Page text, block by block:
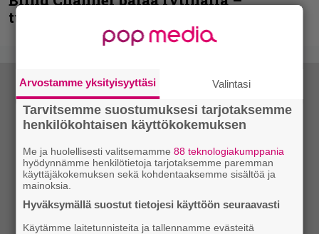
tuplasingle videoineen julki
Arvostamme yksityisyyttäsi Valintasi
Tarvitsemme suostumuksesi tarjotaksemme
henkilökohtaisen käyttökokemuksen
Me ja huolellisesti valitsemamme88 teknologiakumppania
hyödynnämme henkilötietoja tarjotaksemme paremman
käyttäjäkokemuksen sekä kohdentaaksemme sisältöä ja
mainoksia.
Hyväksymällä suostut tietojesi käyttöön seuraavasti
Käytämme laitetunnisteita ja tallennamme evästeitä